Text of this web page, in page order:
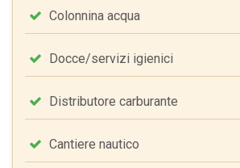
Colonnina acqua
Docce/servizi igienici
Distributore carburante
Cantiere nautico